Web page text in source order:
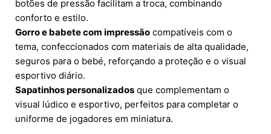
botões de pressão facilitam a troca, combinando
conforto e estilo.
Gorro e babete com impressão compatíveis com o
tema, confeccionados com materiais de alta qualidade,
seguros para o bebé, reforçando a proteção e o visual
esportivo diário.
Sapatinhos personalizados que complementam o
visual lúdico e esportivo, perfeitos para completar o
uniforme de jogadores em miniatura.